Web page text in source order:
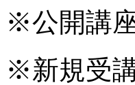
※公開講
※新規受